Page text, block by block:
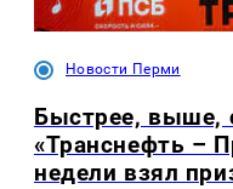
Новости Перми
Быстрее, выше,
«Транснефть –
недели взял